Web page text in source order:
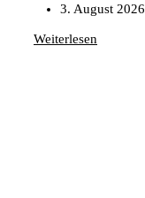
3. August 2026
Weiterlesen